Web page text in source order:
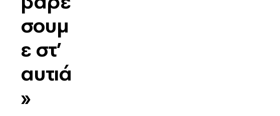
σουμ
ε στ’
αυτιά
»